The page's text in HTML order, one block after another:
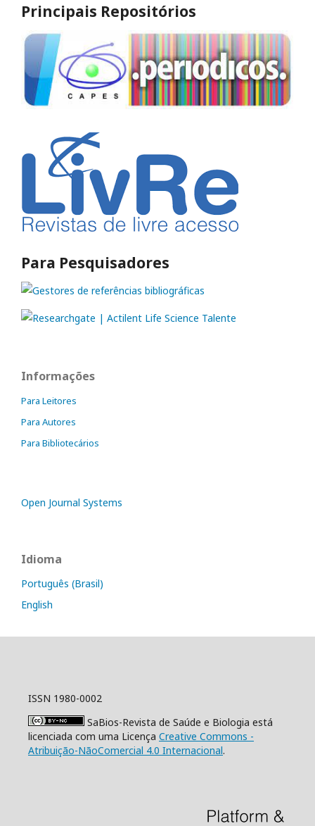
Principais Repositórios
Para Pesquisadores
Informações
Para Leitores
Para Autores
Para Bibliotecários
Open Journal Systems
Idioma
Português (Brasil)
English
ISSN 1980-0002
SaBios-Revista de Saúde e Biologia está
licenciada com uma Licença Creative Commons -
Atribuição-NãoComercial 4.0 Internacional.